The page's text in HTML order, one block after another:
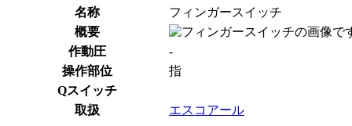
名称
フィンガースイッチ
概要
作動圧
-
操作部位
指
Qスイッチ
取扱
エスコアール